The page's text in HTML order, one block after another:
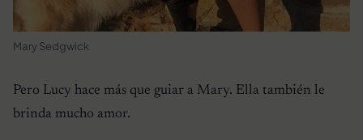
Mary Sedgwick
Pero Lucy hace más que guiar a Mary. Ella también le
brinda mucho amor.